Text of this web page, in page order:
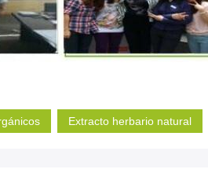
Extracto herbario natural